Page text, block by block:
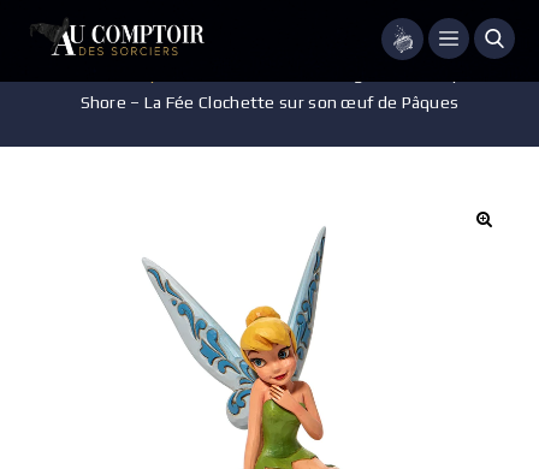
Menu
Shore – La Fée Clochette sur son œuf de Pâques